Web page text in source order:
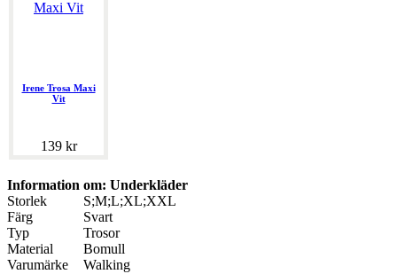
Irene Trosa Maxi
Vit
139 kr
Information om: Underkläder
Storlek
S;M;L;XL;XXL
Färg
Svart
Typ
Trosor
Material
Bomull
Varumärke
Walking